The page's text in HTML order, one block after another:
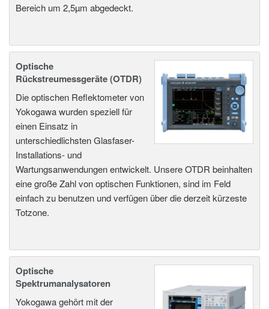
Bereich um 2,5µm abgedeckt.
Optische
Rückstreumessgeräte (OTDR)
Die optischen Reflektometer von
Yokogawa wurden speziell für
einen Einsatz in
unterschiedlichsten Glasfaser-
Installations- und
Wartungsanwendungen entwickelt. Unsere OTDR beinhalten
eine große Zahl von optischen Funktionen, sind im Feld
einfach zu benutzen und verfügen über die derzeit kürzeste
Totzone.
Optische
Spektrumanalysatoren
Yokogawa gehört mit der